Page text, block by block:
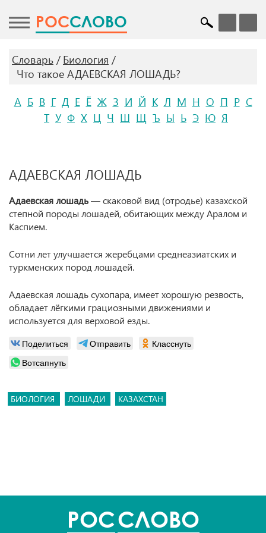
POCСЛОВО
Словарь
Биология
Что такое АДАЕВСКАЯ ЛОШАДЬ?
А Б В Г Д Е Ё Ж З И Й К Л М Н О П Р С
Т У Ф Х Ц Ч Ш Щ Ъ Ы Ь Э Ю Я
АДАЕВСКАЯ ЛОШАДЬ
Адаевская лошадь— скаковой вид (отродье) казахской
степной породы лошадей, обитающих между Аралом и
Каспием.
Сотни лет улучшается жеребцами среднеазиатских и
туркменских пород лошадей.
Адаевская лошадь сухопара, имеет хорошую резвость,
обладает лёгкими грациозными движениями и
используется для верховой езды.
Поделиться Отправить
Класснуть
Вотсапнуть
БИОЛОГИЯ ЛОШАДИ КАЗАХСТАН
POCСЛОВО